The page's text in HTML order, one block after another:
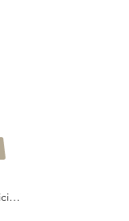
sesión